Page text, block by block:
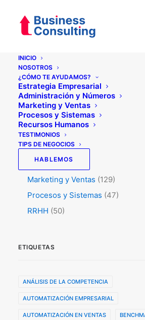
INICIO
NOSOTROS
¿CÓMO TE AYUDAMOS?
Estrategia Empresarial
Administración y Números
Marketing y Ventas
Procesos y Sistemas
Recursos Humanos
TESTIMONIOS
TIPS DE NEGOCIOS
HABLEMOS
Categorías
Testimonios(5)
Tips de Negocios
Administración y Números
Estrategia(74)
Marketing y Ventas (129)
Procesos y Sistemas (47)
RRHH (50)
ETIQUETAS
ANÁLISIS DE LA COMPETENCIA
AUTOMATIZACIÓN EMPRESARIAL
AUTOMATIZACIÓN EN VENTAS